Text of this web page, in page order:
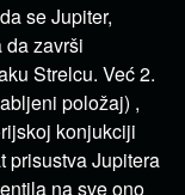
se Jupiter,
da završi
Strelcu. Već 2.
položaj) ,
konjukciji
prisustva Jupitera
na sve ono